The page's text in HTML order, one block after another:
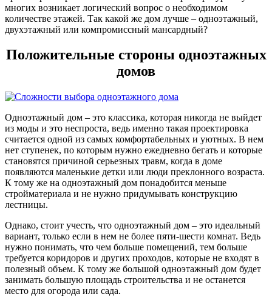
многих возникает логический вопрос о необходимом
количестве этажей. Так какой же дом лучше – одноэтажный,
двухэтажный или компромиссный мансардный?
Положительные стороны одноэтажных
домов
Одноэтажный дом – это классика, которая никогда не выйдет
из моды и это неспроста, ведь именно такая проектировка
считается одной из самых комфортабельных и уютных. В нем
нет ступенек, по которым нужно ежедневно бегать и которые
становятся причиной серьезных травм, когда в доме
появляются маленькие детки или люди преклонного возраста.
К тому же на одноэтажный дом понадобится меньше
стройматериала и не нужно придумывать конструкцию
лестницы.
Однако, стоит учесть, что одноэтажный дом – это идеальный
вариант, только если в нем не более пяти-шести комнат. Ведь
нужно понимать, что чем больше помещений, тем больше
требуется коридоров и других проходов, которые не входят в
полезный объем. К тому же большой одноэтажный дом будет
занимать большую площадь строительства и не останется
место для огорода или сада.